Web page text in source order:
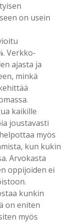
on usein
Verkko-
ajasta ja
minkä
kaikille
joustavasti
myös
kun kukin
Arvokasta
oppijoiden ei
kunkin
on eniten
myös